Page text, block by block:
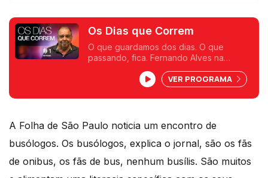
Os Dias que Correm
O que guardamos dos dias. O que
passando, fica. Fernando Alves na
VER PROGRAMA
A Folha de São Paulo noticia um encontro de
busólogos. Os busólogos, explica o jornal, são os fãs
de onibus, os fãs de bus, nenhum busílis. São muitos